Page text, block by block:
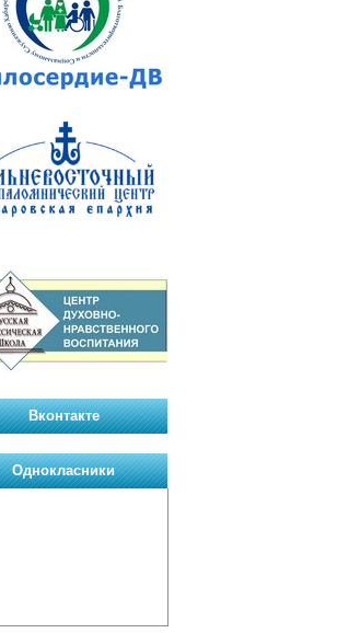
Вконтакте
Однокласники